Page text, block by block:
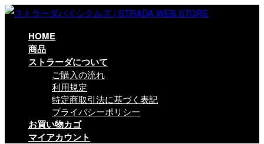
コ
ナ
HOME
商品
ストラーダについて
ご購入の流れ
利用規定
特定商取引法に基づく表記
プライバシーポリシー
お買い物カゴ
マイアカウント